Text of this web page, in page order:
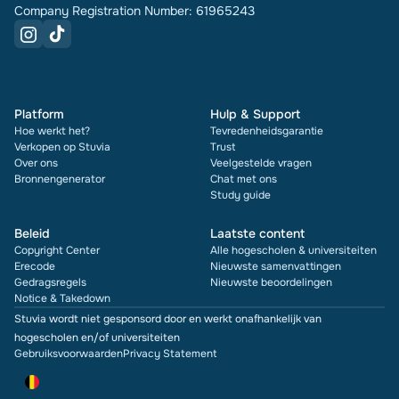
Company Registration Number: 61965243
Platform
Hoe werkt het?
Verkopen op Stuvia
Over ons
Bronnengenerator
Hulp & Support
Tevredenheidsgarantie
Trust
Veelgestelde vragen
Chat met ons
Study guide
Beleid
Copyright Center
Erecode
Gedragsregels
Notice & Takedown
Laatste content
Alle hogescholen & universiteiten
Nieuwste samenvattingen
Nieuwste beoordelingen
Stuvia wordt niet gesponsord door en werkt onafhankelijk van
hogescholen en/of universiteiten
GebruiksvoorwaardenPrivacy Statement